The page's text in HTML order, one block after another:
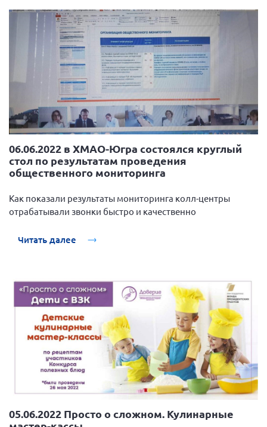
Первый съезд
Второй съезд
Третий съезд
Четвертый съезд
Пятый съезд
Шестой съезд
ОФ «Фонд содействия больным рассеянным
склерозом»
Новости: Казахстан
Нормативно-правовые документы
Публичные отчеты
Всероссийская онлайн конференция
"Рассеянный склероз. XX лет работы
ОООИБРС" (25-29.08.2020)
Всероссийская конференция-тренинг
"Рассеянный склероз: новые реалии" (26-
29.05.2022)
06.06.2022 в ХМАО-Югра состоялся круглый
стол по результатам проведения
общественного мониторинга
Как показали результаты мониторинга колл-центры
отрабатывали звонки быстро и качественно
Читать далее
05.06.2022 Просто о сложном. Кулинарные